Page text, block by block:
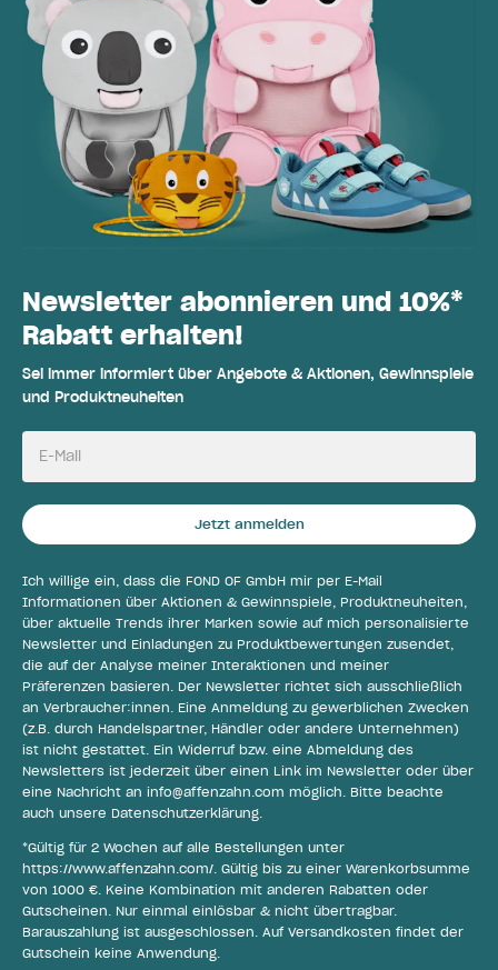
Newsletter abonnieren und 10%*
Rabatt erhalten!
Sei immer informiert über Angebote & Aktionen, Gewinnspiele
und Produktneuheiten
E-Mail
Jetzt anmelden
Ich willige ein, dass die FOND OF GmbH mir per E-Mail
Informationen über Aktionen & Gewinnspiele, Produktneuheiten,
über aktuelle Trends ihrer Marken sowie auf mich personalisierte
Newsletter und Einladungen zu Produktbewertungen zusendet,
die auf der Analyse meiner Interaktionen und meiner
Präferenzen basieren. Der Newsletter richtet sich ausschließlich
an Verbraucher:innen. Eine Anmeldung zu gewerblichen Zwecken
(z.B. durch Handelspartner, Händler oder andere Unternehmen)
ist nicht gestattet. Ein Widerruf bzw. eine Abmeldung des
Newsletters ist jederzeit über einen Link im Newsletter oder über
eine Nachricht an info@affenzahn.com möglich. Bitte beachte
auch unsere Datenschutzerklärung.
*Gültig für 2 Wochen auf alle Bestellungen unter
https://www.affenzahn.com/. Gültig bis zu einer Warenkorbsumme
von 1000 €. Keine Kombination mit anderen Rabatten oder
Gutscheinen. Nur einmal einlösbar & nicht übertragbar.
Barauszahlung ist ausgeschlossen. Auf Versandkosten findet der
Gutschein keine Anwendung.